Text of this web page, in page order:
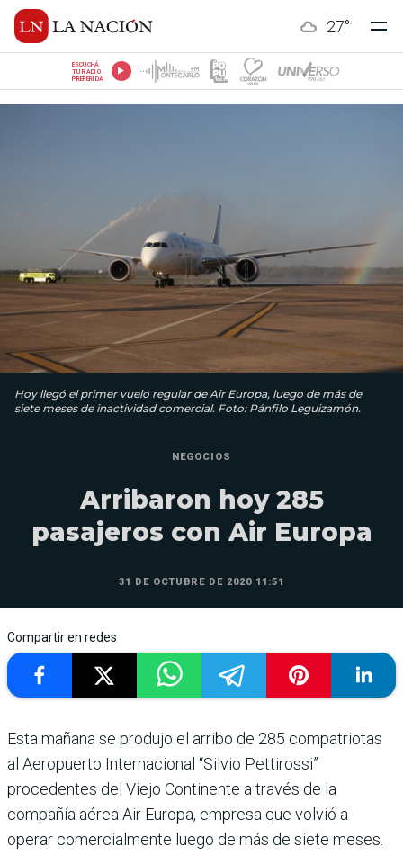
27°
ESCUCHÁ
TU RADIO
PREFERIDA
Hoy llegó el primer vuelo regular de Air Europa, luego de más de
siete meses de inactividad comercial. Foto: Pánfilo Leguizamón.
NEGOCIOS
Arribaron hoy 285
pasajeros con Air Europa
31 DE OCTUBRE DE 2020 11:51
Compartir en redes
Esta mañana se produjo el arribo de 285 compatriotas
al Aeropuerto Internacional “Silvio Pettirossi”
procedentes del Viejo Continente a través de la
compañía aérea Air Europa, empresa que volvió a
operar comercialmente luego de más de siete meses.